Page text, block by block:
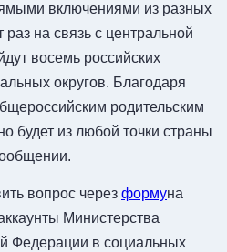
включениями из разных
на связь с центральной
восемь российских
округов. Благодаря
родительским
будет из любой точки страны
вопрос через формуна
Министерства
Федерации в социальных